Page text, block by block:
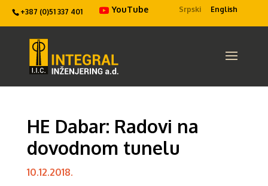
+387 (0)51 337 401 YouTube Srpski English
HE Dabar: Radovi na
dovodnom tunelu
10.12.2018.